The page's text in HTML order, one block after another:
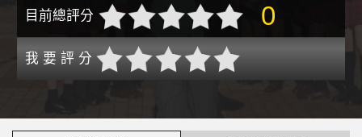
目前總評分 0
我 要 評 分